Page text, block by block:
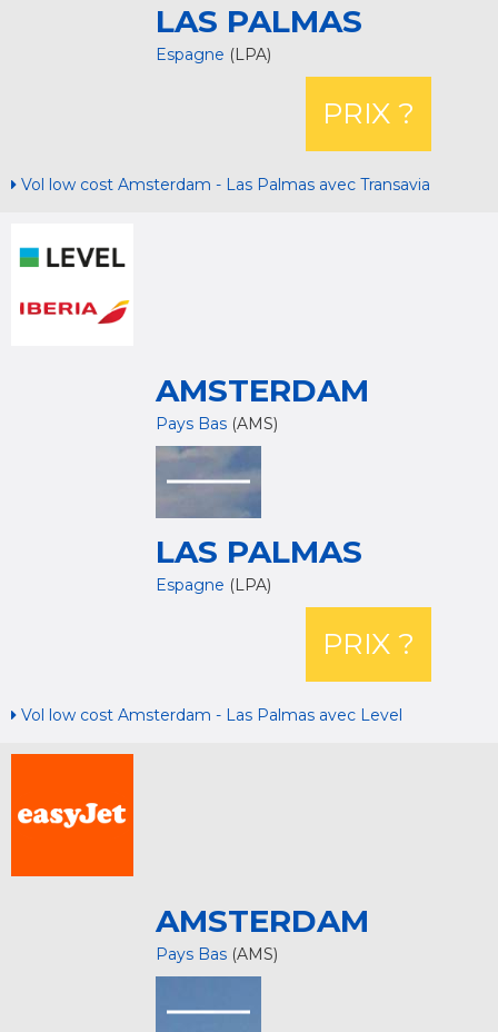
LAS PALMAS
Espagne (LPA)
PRIX ?
Vol low cost Amsterdam - Las Palmas avec Transavia
AMSTERDAM
Pays Bas (AMS)
LAS PALMAS
Espagne (LPA)
PRIX ?
Vol low cost Amsterdam - Las Palmas avec Level
AMSTERDAM
Pays Bas (AMS)